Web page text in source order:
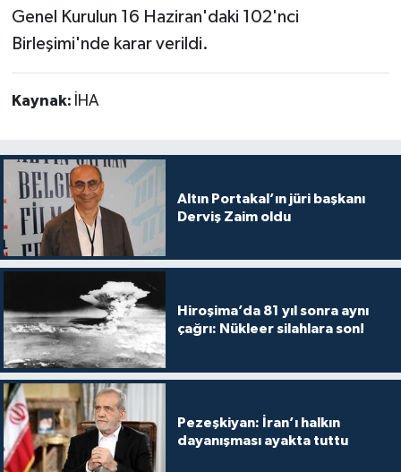
Genel Kurulun 16 Haziran'daki 102'nci
Birleşimi'nde karar verildi.
Kaynak: İHA
Altın Portakal’ın jüri başkanı
Derviş Zaim oldu
Hiroşima’da 81 yıl sonra aynı
çağrı: Nükleer silahlara son!
Pezeşkiyan: İran’ı halkın
dayanışması ayakta tuttu